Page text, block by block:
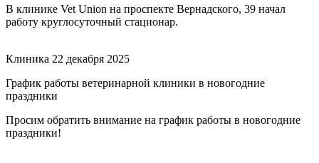
В клинике Vet Union на проспекте Вернадского, 39 начал
работу круглосуточный стационар.
Клиника 22 декабря 2025
График работы ветеринарной клиники в новогодние
праздники
Просим обратить внимание на график работы в новогодние
праздники!